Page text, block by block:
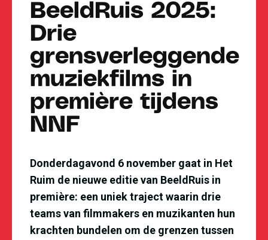
BeeldRuis 2025:
Drie
grensverleggende
muziekfilms in
première tijdens
NNF
Donderdagavond 6 november gaat in Het
Ruim de nieuwe editie van BeeldRuis in
première: een uniek traject waarin drie
teams van filmmakers en muzikanten hun
krachten bundelen om de grenzen tussen